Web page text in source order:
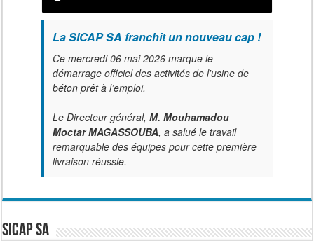
La SICAP SA franchit un nouveau cap !
Ce mercredi 06 mai 2026 marque le
démarrage officiel des activités de l'usine de
béton prêt à l’emploi.
Le Directeur général, M. Mouhamadou
Moctar MAGASSOUBA, a salué le travail
remarquable des équipes pour cette première
livraison réussie.
SICAP SA